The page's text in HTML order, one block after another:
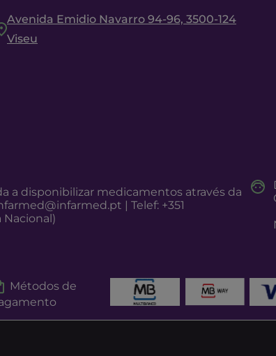
Avenida Emidio Navarro 94-96, 3500-124
Viseu
a disponibilizar medicamentos através da
| Telef: +351
Nacional)
Métodos de